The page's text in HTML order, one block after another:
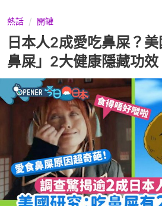
熱話 開罐
日本人2成愛吃鼻屎？
鼻屎」2大健康隱藏功效